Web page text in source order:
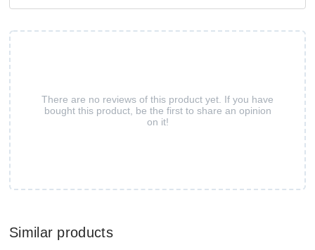
There are no reviews of this product yet. If you have
bought this product, be the first to share an opinion
on it!
Similar products